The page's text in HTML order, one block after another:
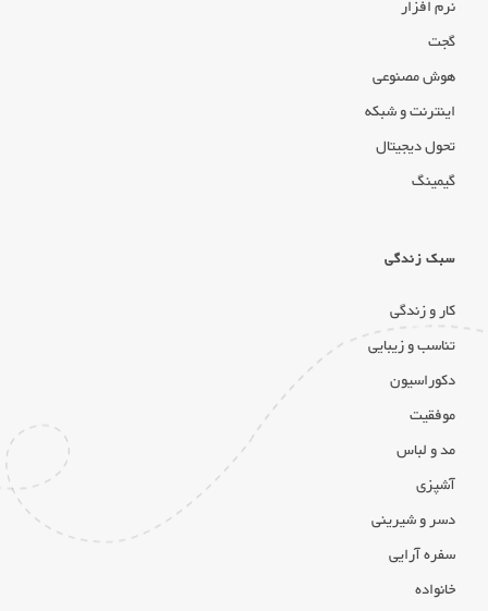
نرم افزار
گجت
هوش مصنوعی
اینترنت و شبکه
تحول دیجیتال
گیمینگ
سبک زندگی
کار و زندگی
تناسب و زیبایی
دکوراسیون
موفقیت
مد و لباس
آشپزی
دسر و شیرینی
سفره آرایی
خانواده